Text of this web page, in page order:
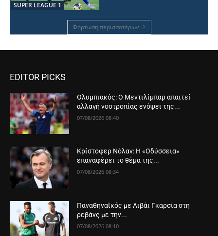
SUPER LEAGUE 1
Φόρτωση περισσοτέρων
EDITOR PICKS
Ολυμπιακός: Ο Μεντιλίμπαρ απαιτεί
αλλαγή νοοτροπίας ενόψει της...
07/08/2026 08:40
Κρίστοφερ Νόλαν: Η «Οδύσσεια»
επαναφέρει το θέμα της...
07/08/2026 08:34
Παναθηναϊκός με Λιβάι Γκαρσία στη
ρεβάνς με την...
07/08/2026 08:10